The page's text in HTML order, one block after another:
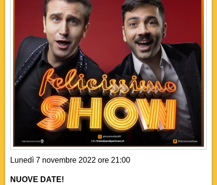
Lunedì 7 novembre 2022 ore 21:00
NUOVE DATE!